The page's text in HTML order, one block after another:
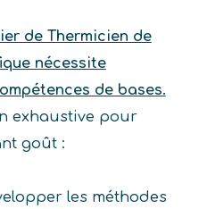
de Thermicien de
nécessite
de bases.
exhaustive pour
goût :
les méthodes